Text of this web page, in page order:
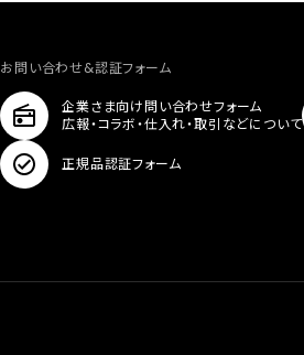
お問い合わせ&認証フォーム
企業さま向け問い合わせフォーム
広報・コラボ・仕入れ・取引などについて
正規品認証フォーム